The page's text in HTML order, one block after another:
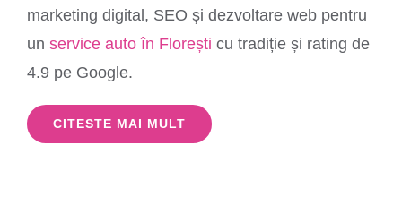
marketing digital, SEO și dezvoltare web pentru
un service auto în Florești cu tradiție și rating de
4.9 pe Google.
CITESTE MAI MULT